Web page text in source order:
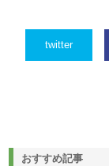
twitter
おすすめ記事